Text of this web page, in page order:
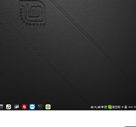
Migration Windows
Formations